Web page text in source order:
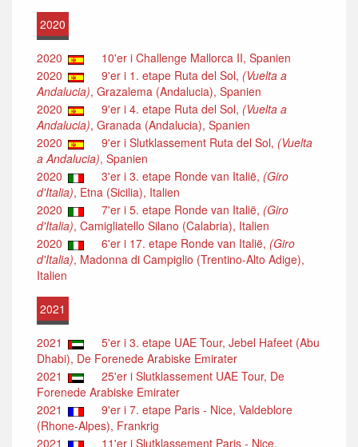
2020
2020
10'er i Challenge Mallorca II, Spanien
2020
9'er i 1. etape Ruta del Sol, (Vuelta a
Andalucia), Grazalema (Andalucia), Spanien
2020
9'er i 4. etape Ruta del Sol, (Vuelta a
Andalucia), Granada (Andalucia), Spanien
2020
9'er i Slutklassement Ruta del Sol, (Vuelta
a Andalucia), Spanien
2020
3'er i 3. etape Ronde van Italië, (Giro
d'Italia), Etna (Sicilia), Italien
2020
7'er i 5. etape Ronde van Italië, (Giro
d'Italia), Camigliatello Silano (Calabria), Italien
2020
6'er i 17. etape Ronde van Italië, (Giro
d'Italia), Madonna di Campiglio (Trentino-Alto Adige),
Italien
2021
2021
5'er i 3. etape UAE Tour, Jebel Hafeet (Abu
Dhabi), De Forenede Arabiske Emirater
2021
25'er i Slutklassement UAE Tour, De
Forenede Arabiske Emirater
2021
9'er i 7. etape Paris - Nice, Valdeblore
(Rhone-Alpes), Frankrig
2021
11'er i Slutklassement Paris - Nice,